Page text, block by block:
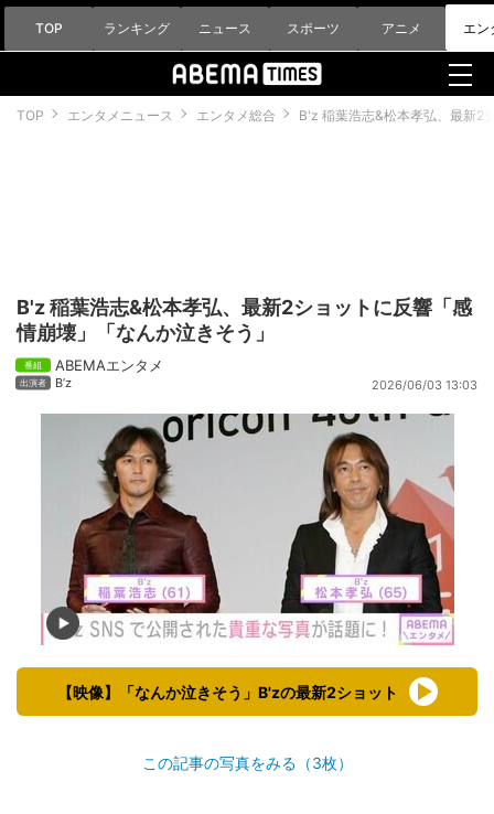
TOP ランキング ニュース スポーツ アニメ エン
TOP エンタメニュース エンタメ総合 B'z 稲葉浩志&松本孝弘、最新2
B'z 稲葉浩志&松本孝弘、最新2ショットに反響「感
情崩壊」「なんか泣きそう」
ABEMAエンタメ
B’z 2026/06/03 13:03
【映像】「なんか泣きそう」B'zの最新2ショット
この記事の写真をみる（3枚）